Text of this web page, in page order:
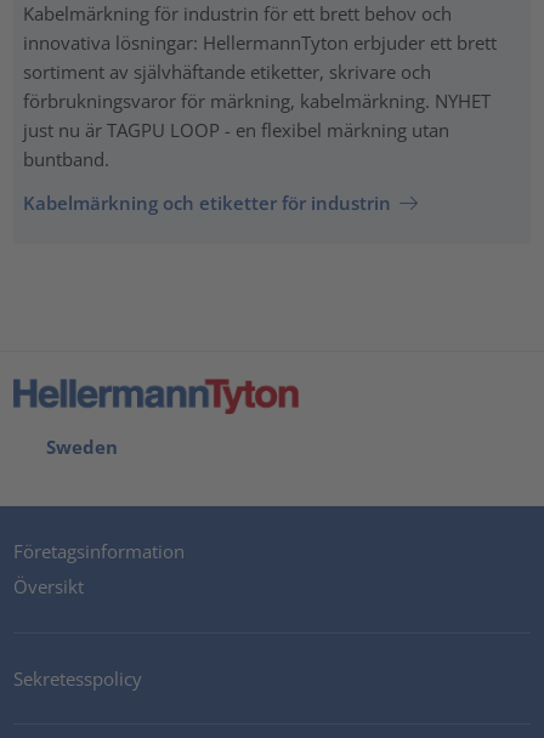
Kabelmärkning för industrin för ett brett behov och
innovativa lösningar: HellermannTyton erbjuder ett brett
sortiment av självhäftande etiketter, skrivare och
förbrukningsvaror för märkning, kabelmärkning. NYHET
just nu är TAGPU LOOP - en flexibel märkning utan
buntband.
Kabelmärkning och etiketter för industrin
Sweden
Företagsinformation
Översikt
Sekretesspolicy